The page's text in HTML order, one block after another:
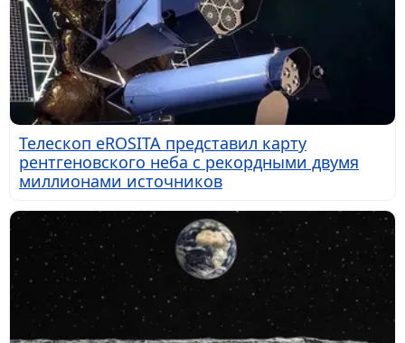
Телескоп eROSITA представил карту
рентгеновского неба с рекордными двумя
миллионами источников